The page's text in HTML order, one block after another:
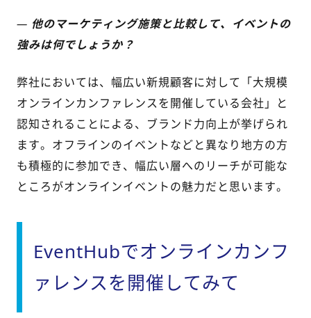
— 他のマーケティング施策と比較して、イベントの
強みは何でしょうか？
弊社においては、幅広い新規顧客に対して「大規模
オンラインカンファレンスを開催している会社」と
認知されることによる、ブランド力向上が挙げられ
ます。オフラインのイベントなどと異なり地方の方
も積極的に参加でき、幅広い層へのリーチが可能な
ところがオンラインイベントの魅力だと思います。
EventHubでオンラインカンフ
ァレンスを開催してみて